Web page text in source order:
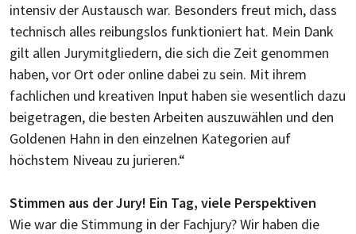
intensiv der Austausch war. Besonders freut mich, dass
technisch alles reibungslos funktioniert hat. Mein Dank
gilt allen Jurymitgliedern, die sich die Zeit genommen
haben, vor Ort oder online dabei zu sein. Mit ihrem
fachlichen und kreativen Input haben sie wesentlich dazu
beigetragen, die besten Arbeiten auszuwählen und den
Goldenen Hahn in den einzelnen Kategorien auf
höchstem Niveau zu jurieren.“
Stimmen aus der Jury! Ein Tag, viele Perspektiven
Wie war die Stimmung in der Fachjury? Wir haben die